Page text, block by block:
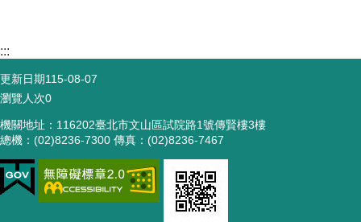
:::
更新日期115-08-07
瀏覽人次0
機關地址：116202臺北市文山區試院路1號傳賢樓3樓
總機：(02)8236-7300 傳真：(02)8236-7467